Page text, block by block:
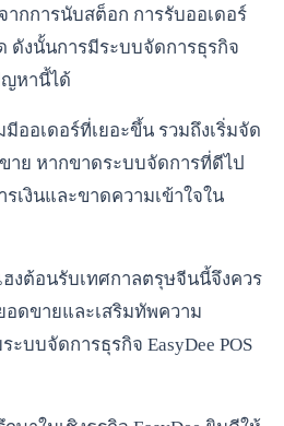
กการนับสต็อก การรับออเดอร์
ดังนั้นการมีระบบจัดการธุรกิจ
ญหานี้ได้
ออเดอร์ที่เยอะขึ้น รวมถึงเริ่มจัด
าย หากขาดระบบจัดการที่ดีไป
เงินและขาดความเข้าใจใน
งต้อนรับเทศกาลตรุษจีนนี้จึงควร
อดขายและเสริมทัพความ
บบจัดการธุรกิจ EasyDee POS